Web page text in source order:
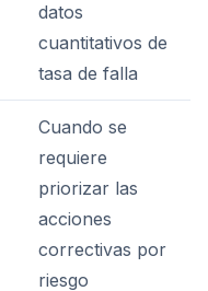
datos
cuantitativos de
tasa de falla
Cuando se
requiere
priorizar las
acciones
correctivas por
riesgo